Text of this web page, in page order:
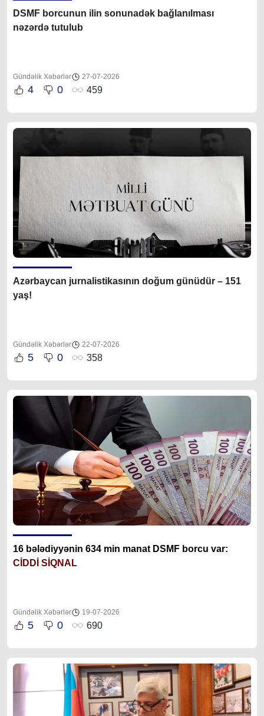
DSMF borcunun ilin sonunadək bağlanılması
nəzərdə tutulub
Gündəlik Xəbərlər 27-07-2026
4 0 459
Azərbaycan jurnalistikasının doğum günüdür – 151
yaş!
Gündəlik Xəbərlər 22-07-2026
5 0 358
16 bələdiyyənin 634 min manat DSMF borcu var:
CİDDİ SİQNAL
Gündəlik Xəbərlər 19-07-2026
5 0 690